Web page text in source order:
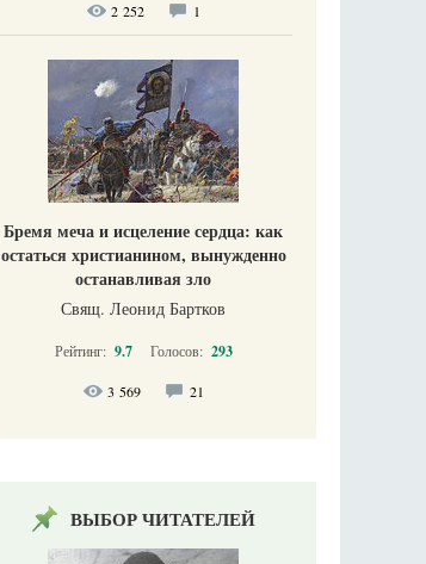
2 252 1
Бремя меча и исцеление сердца: как
остаться христианином, вынужденно
останавливая зло
Свящ. Леонид Бартков
Рейтинг: 9.7 Голосов: 293
3 569 21
ВЫБОР ЧИТАТЕЛЕЙ